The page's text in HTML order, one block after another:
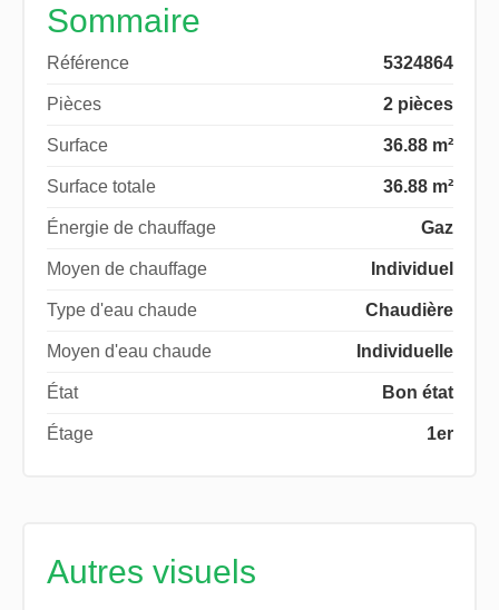
Sommaire
Référence 5324864
Pièces 2 pièces
Surface 36.88 m²
Surface totale 36.88 m²
Énergie de chauffage Gaz
Moyen de chauffage Individuel
Type d'eau chaude Chaudière
Moyen d'eau chaude Individuelle
État Bon état
Étage 1er
Autres visuels